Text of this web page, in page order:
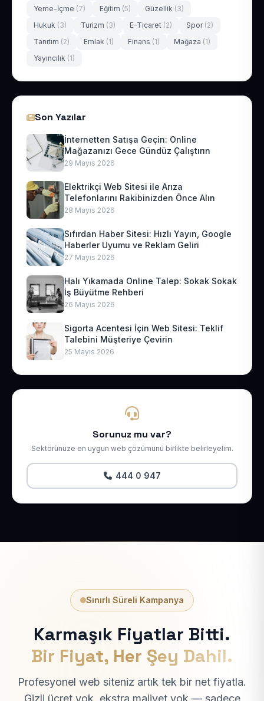
Yeme-İçme (7) Eğitim (5) Güzellik (3)
Hukuk (3) Turizm (3) E-Ticaret (2) Spor (2)
Tanıtım (2) Emlak (1) Finans (1) Mağaza (1)
Yayıncılık (1)
Son Yazılar
İnternetten Satışa Geçin: Online
Mağazanızı Gece Gündüz Çalıştırın
29 Mayıs 2026
Elektrikçi Web Sitesi ile Arıza
Telefonlarını Rakibinizden Önce Alın
28 Mayıs 2026
Sıfırdan Haber Sitesi: Hızlı Yayın, Google
Haberler Uyumu ve Reklam Geliri
27 Mayıs 2026
Halı Yıkamada Online Talep: Sokak Sokak
İş Büyütme Rehberi
26 Mayıs 2026
Sigorta Acentesi İçin Web Sitesi: Teklif
Talebini Müşteriye Çevirin
25 Mayıs 2026
Sorunuz mu var?
Sektörünüze en uygun web çözümünü birlikte belirleyelim.
444 0 947
Sınırlı Süreli Kampanya
Karmaşık Fiyatlar Bitti.
Bir Fiyat, Her Şey Dahil.
Profesyonel web siteniz artık tek bir net fiyatla.
Gizli ücret yok, ekstra maliyet yok — sadece